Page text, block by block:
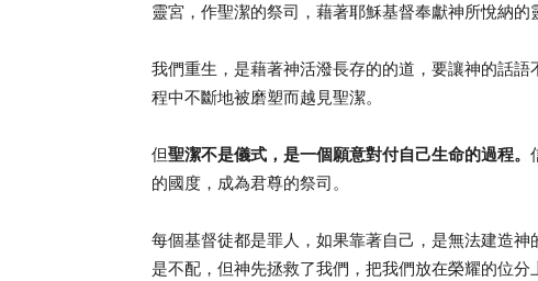
靈宮，作聖潔的祭司，藉著耶穌基督奉獻神所悅納的
我們重生，是藉著神活潑長存的的道，要讓神的話
程中不斷地被磨塑而越見聖潔。
但聖潔不是儀式，是一個願意對付自己生命的過程。
的國度，成為君尊的祭司。
每個基督徒都是罪人，如果靠著自己，是無法建造神
是不配，但神先拯救了我們，把我們放在榮耀的位分